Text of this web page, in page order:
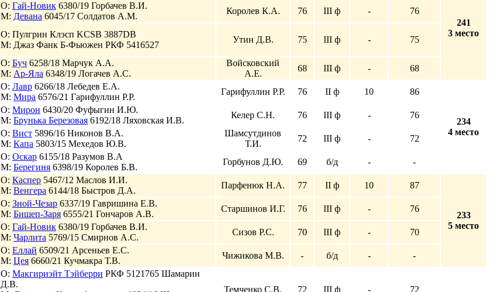
241
3 место
О: Гай-Новик 6380/19 Горбачев В.И.
М: Девана 6045/17 Солдатов А.М.
Королев К.А. 76 III ф - 76
О: Пулгрин Клэсп KCSB 3887DB
М: Джаз Фанк Б-Фьюжен РКФ 5416527
Утин Д.В. 75 III ф - 75
О: Буч 6258/18 Марчук А.А.
М: Ар-Яла 6348/19 Логачев А.С.
Войсковский
А.Е.
68 III ф - 68
О: Лавр 6266/18 Лебедев Е.А.
М: Мира 6576/21 Гарифуллин Р.Р.
Гарифуллин Р.Р. 76 II ф 10 86
234
4 место
О: Мирон 6430/20 Фуфыгин И.Ю.
М: Брунька Березовая 6192/18 Ляховская И.В.
Келер С.Н. 76 III ф - 76
О: Вист 5896/16 Никонов В.А.
М: Капа 5803/15 Мехедов Ю.В.
Шамсутдинов
Т.И.
72 III ф - 72
О: Оскар 6155/18 Разумов В.А
М: Берегиня 6398/19 Королев Б.В.
Горбунов Д.Ю. 69 б/д - -
О: Каспер 5467/12 Маслов И.И.
М: Венгера 6144/18 Быстров Д.А.
Парфенюк Н.А. 77 II ф 10 87
233
5 место
О: Зной-Чезар 6337/19 Гавришина Е.В.
М: Бишеп-Заря 6555/21 Гончаров А.В.
Старшинов И.Г. 76 III ф - 76
О: Гай-Новик 6380/19 Горбачев В.И.
М: Чарлита 5769/15 Смирнов А.С.
Сизов Р.С. 70 III ф - 70
О: Еллай 6509/21 Арсеньев Е.С.
М: Цея 6660/21 Кучмакра Т.В.
Чижикова М.В. - б/д - -
О: Макгириэйт Тэйберри РКФ 5121765 Шамарин
Д.В.
Темченко С.В. 72 III ф - 72